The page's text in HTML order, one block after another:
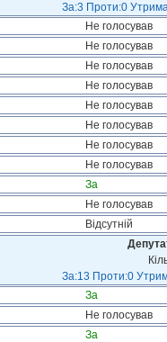
За:3 Проти:0
Не голосував
Не голосував
Не голосував
Не голосував
Не голосував
Не голосував
Не голосував
Не голосував
За
Не голосував
Відсутній
За:13 Проти:0
За
Не голосував
За